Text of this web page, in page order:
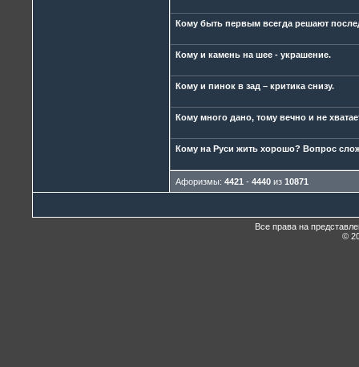
Кому быть первым всегда решают
Кому и камень на шее - украшение.
Кому и пинок в зад – критика снизу.
Кому много дано, тому вечно и не
Кому на Руси жить хорошо? Вопрос
Афоризмы: 4421 - 4440 из 10871
Все права на
©